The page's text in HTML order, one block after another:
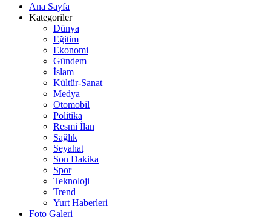
Ana Sayfa
Kategoriler
Dünya
Eğitim
Ekonomi
Gündem
İslam
Kültür-Sanat
Medya
Otomobil
Politika
Resmi İlan
Sağlık
Seyahat
Son Dakika
Spor
Teknoloji
Trend
Yurt Haberleri
Foto Galeri